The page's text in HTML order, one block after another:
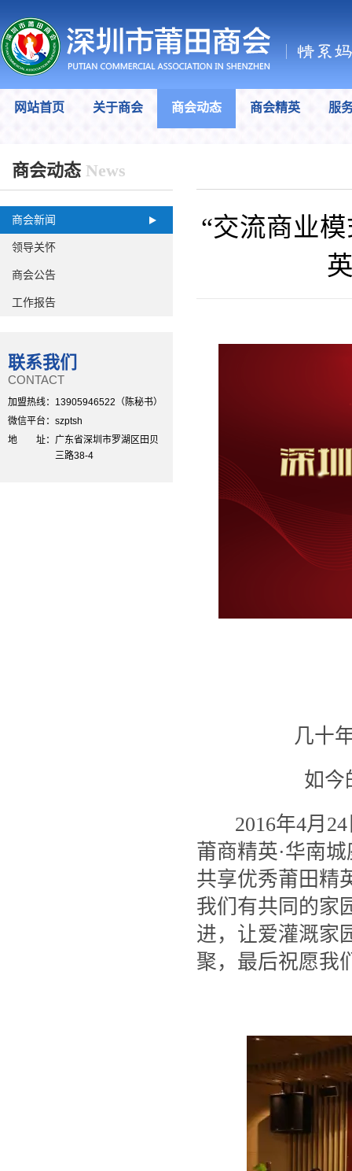
网站首页 关于商会 商会动态 商会精英 服
商会动态 News
商会新闻
领导关怀
商会公告
工作报告
联系我们
CONTACT
加盟热线： 13905946522（陈秘书）
微信平台： szptsh
地 址： 广东省深圳市罗湖区田贝
三路38-4
“交流商业
几十
如今
2016年4月 24
莆商精英·华南
共享优秀莆田精
我们有共同的家
进，让爱灌溉家
聚，最后祝愿我